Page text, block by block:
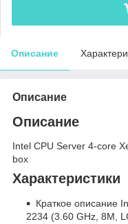
Описание
Описание
Описание
Intel CPU Server 4-core
box
Характеристики
Краткое описание
2234 (3.60 GHz, 8M,